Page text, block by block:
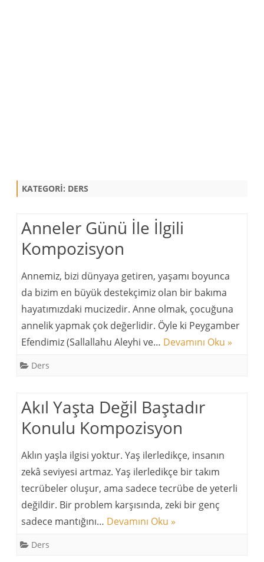
KATEGORI: DERS
Anneler Günü İle İlgili
Kompozisyon
Annemiz, bizi dünyaya getiren, yaşamı boyunca
da bizim en büyük destekçimiz olan bir bakıma
hayatımızdaki mucizedir. Anne olmak, çocuğuna
annelik yapmak çok değerlidir. Öyle ki Peygamber
Efendimiz (Sallallahu Aleyhi ve… Devamını Oku »
Ders
Akıl Yaşta Değil Baştadır
Konulu Kompozisyon
Aklın yaşla ilgisi yoktur. Yaş ilerledikçe, insanın
zekâ seviyesi artmaz. Yaş ilerledikçe bir takım
tecrübeler oluşur, ama sadece tecrübe de yeterli
değildir. Bir problem karşısında, zeki bir genç
sadece mantığını… Devamını Oku »
Ders